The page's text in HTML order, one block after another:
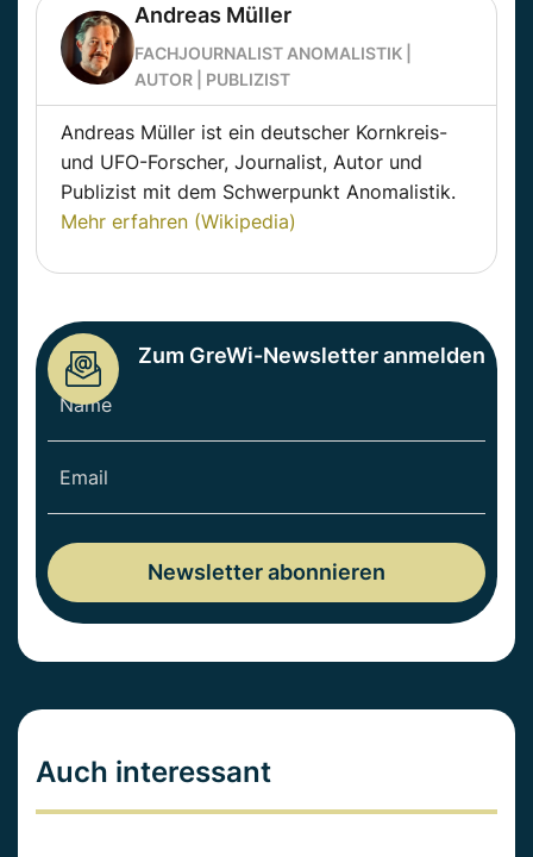
Andreas Müller
FACHJOURNALIST ANOMALISTIK |
AUTOR | PUBLIZIST
Andreas Müller ist ein deutscher Kornkreis-
und UFO-Forscher, Journalist, Autor und
Publizist mit dem Schwerpunkt Anomalistik.
Mehr erfahren (Wikipedia)
Zum GreWi-Newsletter anmelden
Auch interessant